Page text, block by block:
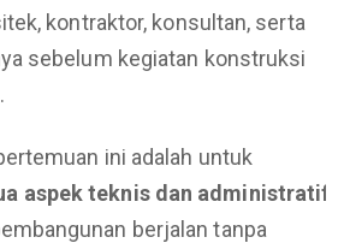
kontraktor, konsultan, serta
sebelum kegiatan konstruksi
ini adalah untuk
aspek teknis dan administratif
berjalan tanpa